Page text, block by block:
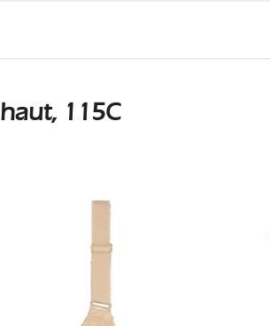
115C